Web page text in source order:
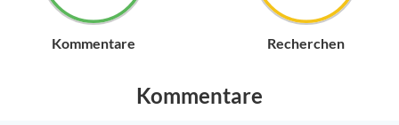
Kommentare Recherchen
Kommentare